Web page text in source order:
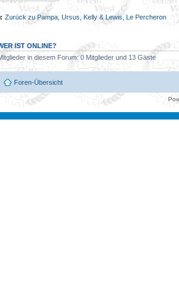
Zurück zu Pampa, Ursus, Kelly & Lewis, Le Percheron
IST ONLINE?
in diesem Forum: 0 Mitglieder und 13 Gäste
Foren-Übersicht